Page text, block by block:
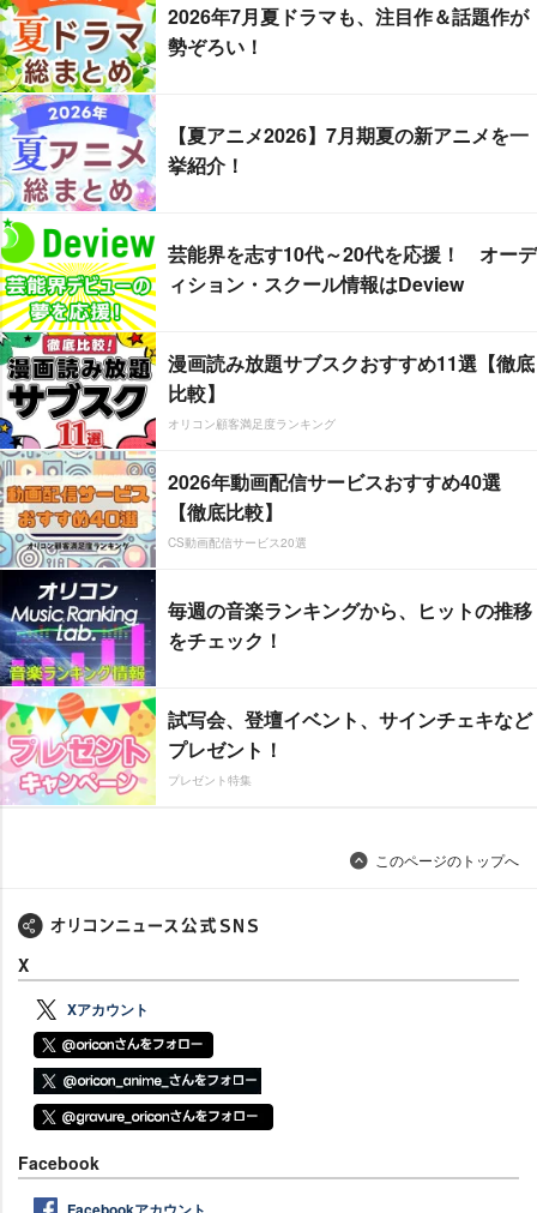
2026年7月夏ドラマも、注目作＆話題作が
勢ぞろい！
【夏アニメ2026】7月期夏の新アニメを一
挙紹介！
芸能界を志す10代～20代を応援！ オーデ
ィション・スクール情報はDeview
漫画読み放題サブスクおすすめ11選【徹底
比較】
オリコン顧客満足度ランキング
2026年動画配信サービスおすすめ40選
【徹底比較】
CS動画配信サービス20選
毎週の音楽ランキングから、ヒットの推移
をチェック！
試写会、登壇イベント、サインチェキなど
プレゼント！
プレゼント特集
このページのトップへ
X
Xアカウント
Facebook